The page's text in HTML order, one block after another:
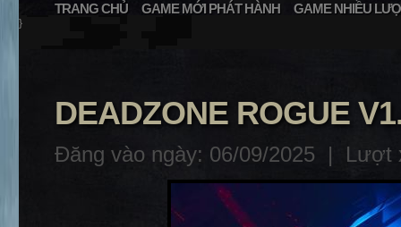
TRANG CHỦ GAME MỚI PHÁT HÀNH GAME NHIỀU
}
DEADZONE ROGUE
Đăng vào ngày: 06/09/2025 | Lượt